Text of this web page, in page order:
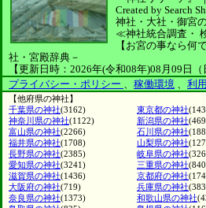
Created by Search
神社・大社・御宮
≪神社統合調査・
【お宮の事なら何
社・宮殿辞典－
【更新日時：2026年(令和08年)08月09日（
プライバシー・ポリシー 、 稼働環境 、 利
【他府県の神社】
千葉県の神社(3162) 東京都の神社
神奈川県の神社(1122) 新潟県の神社
富山県の神社(2266) 石川県の神社
福井県の神社(1708) 山梨県の神社
長野県の神社(2385) 岐阜県の神社
愛知県の神社(3241) 三重県の神社
滋賀県の神社(1436) 京都府の神社
大阪府の神社(719) 兵庫県の神社
奈良県の神社(1373) 和歌山県の神社